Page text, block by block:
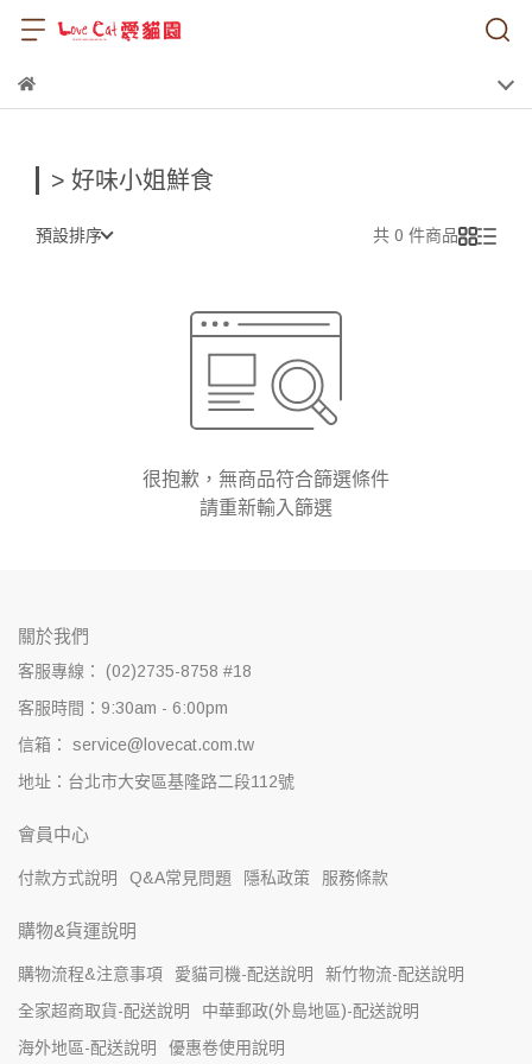
> 好味小姐鮮食
預設排序 共 0 件商品
很抱歉，無商品符合篩選條件
請重新輸入篩選
關於我們
客服專線： (02)2735-8758 #18
客服時間：9:30am - 6:00pm
信箱： service@lovecat.com.tw
地址：台北市大安區基隆路二段112號
會員中心
付款方式說明 Q&A常見問題 隱私政策 服務條款
購物&貨運說明
購物流程&注意事項 愛貓司機-配送說明
新竹物流-配送說明
全家超商取貨-配送說明
中華郵政(外島地區)-配送說明
海外地區-配送說明
優惠卷使用說明